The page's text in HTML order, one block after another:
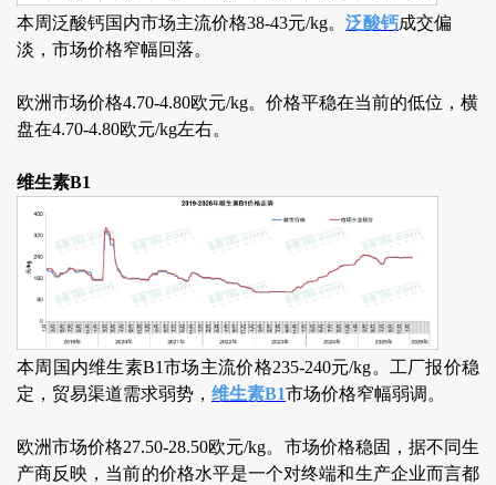
本周泛酸钙国内市场主流价格38-43元/kg。 泛酸钙成交偏
淡，市场价格窄幅回落。
欧洲市场价格4.70-4.80欧元/kg。价格平稳在当前的低位，横
盘在4.70-4.80欧元/kg左右。
维生素B1
本周国内维生素B1市场主流价格235-240元/kg。工厂报价稳
定，贸易渠道需求弱势， 维生素B1市场价格窄幅弱调。
欧洲市场价格27.50-28.50欧元/kg。市场价格稳固，据不同生
产商反映，当前的价格水平是一个对终端和生产企业而言都